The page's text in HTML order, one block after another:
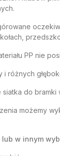
PP nie
różnych
do bramki
możemy
w innym